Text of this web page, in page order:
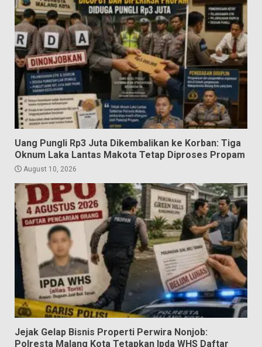
Uang Pungli Rp3 Juta Dikembalikan ke Korban: Tiga
Oknum Laka Lantas Makota Tetap Diproses Propam
August 10, 2026
Jejak Gelap Bisnis Properti Perwira Nonjob:
Polresta Malang Kota Tetapkan Ipda WHS Daftar